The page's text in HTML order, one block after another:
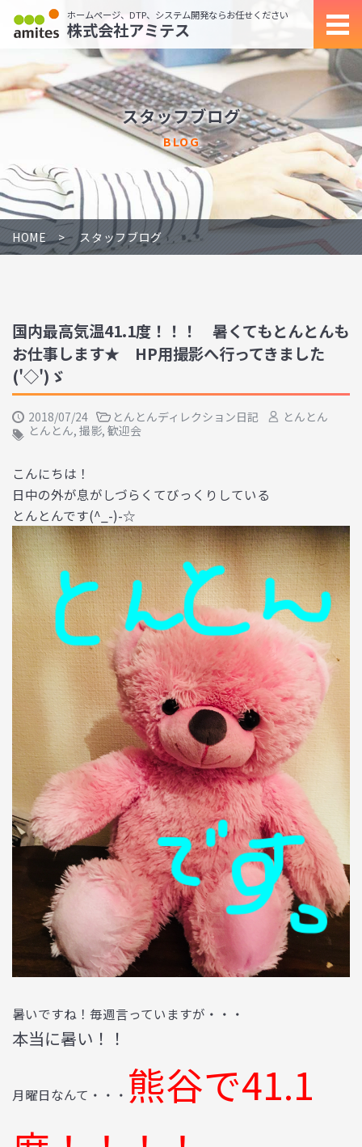
ホームページ、DTP、システム開発ならお任せください
株式会社アミテス
スタッフブログ
BLOG
HOME スタッフブログ
国内最高気温41.1度！！！ 暑くてもとんとんも
お仕事します★ HP用撮影へ行ってきました
('◇')ゞ
2018/07/24 とんとんディレクション日記
とんとん
とんとん, 撮影, 歓迎会
こんにちは！
日中の外が息がしづらくてびっくりしている
とんとんです(^_-)-☆
暑いですね！毎週言っていますが・・・
本当に暑い！！
月曜日なんて・・・ 熊谷で41.1